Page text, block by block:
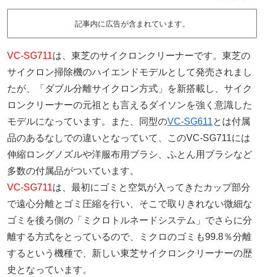
記事内に広告が含まれています。
VC-SG711は、東芝のサイクロンクリーナーです。東芝の
サイクロン掃除機のハイエンドモデルとして発売されまし
たが、「ダブル分離サイクロン方式」を新搭載し、サイク
ロンクリーナーの元祖とも言えるダイソンを強く意識した
モデルになっています。また、同型のVC-SG611とは付属
品のあるなしでの違いとなっていて、このVC-SG711には
伸縮ロングノズルや洋服布用ブラシ、ふとん用ブラシなど
多数の付属品がついています。
VC-SG711は、最初にゴミと空気が入ってきたカップ部分
で遠心分離とゴミ圧縮を行い、そこで取りきれない微細な
ゴミを後ろ側の「ミクロトルネードシステム」でさらに分
離する方式をとっているので、ミクロのゴミも99.8％分離
するという機種で、新しい東芝サイクロンクリーナーの歴
史となっています。